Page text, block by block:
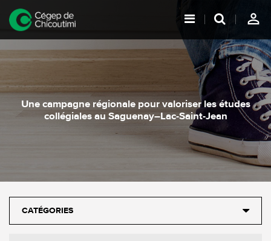
person_outline
Une campagne régionale pour valoriser les études
collégiales au Saguenay–Lac-Saint-Jean
CATÉGORIES